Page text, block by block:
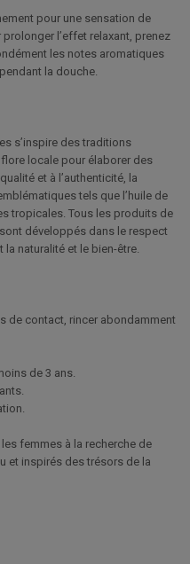
pour une sensation de
l’effet relaxant, prenez
les notes aromatiques
la douche.
s’inspire des traditions
locale pour élaborer des
et à l’authenticité, la
tels que l’huile de
tropicales. Tous les produits d e
sont développés dans le respect
naturalité et le bien-être.
de contact, rincer abondamment
de 3 ans.
femmes à la recherche de
et inspirés des trésors de la